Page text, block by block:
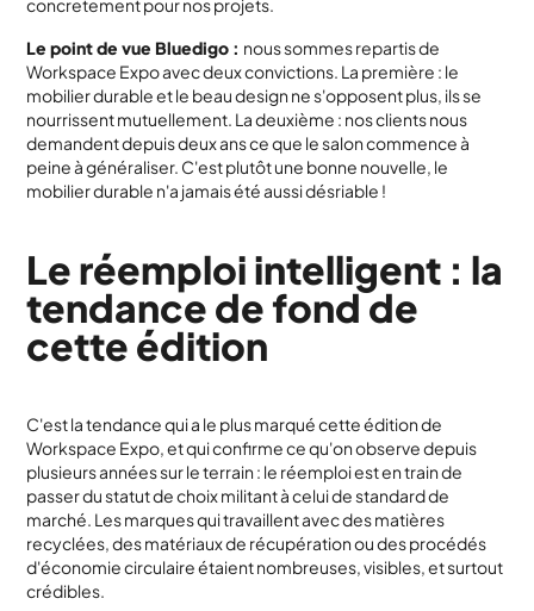
concretement pour nos projets.
Le point de vue Bluedigo : nous sommes repartis de
Workspace Expo avec deux convictions. La première : le
mobilier durable et le beau design ne s'opposent plus, ils se
nourrissent mutuellement. La deuxième : nos clients nous
demandent depuis deux ans ce que le salon commence à
peine à généraliser. C'est plutôt une bonne nouvelle, le
mobilier durable n'a jamais été aussi désriable !
Le réemploi intelligent : la
tendance de fond de
cette édition
C'est la tendance qui a le plus marqué cette édition de
Workspace Expo, et qui confirme ce qu'on observe depuis
plusieurs années sur le terrain : le réemploi est en train de
passer du statut de choix militant à celui de standard de
marché. Les marques qui travaillent avec des matières
recyclées, des matériaux de récupération ou des procédés
d'économie circulaire étaient nombreuses, visibles, et surtout
crédibles.